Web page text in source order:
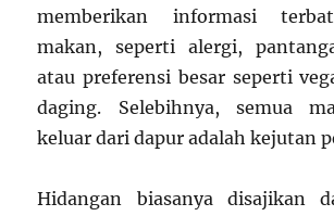
memberikan informasi
makan, seperti alergi,
atau preferensi besar seperti
daging. Selebihnya, semua
keluar dari dapur adalah kejutan
Hidangan biasanya disajikan